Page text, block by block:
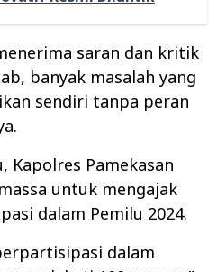
saran dan kritik
banyak masalah yang
sendiri tanpa peran
Kapolres Pamekasan
untuk mengajak
dalam Pemilu 2024.
dalam